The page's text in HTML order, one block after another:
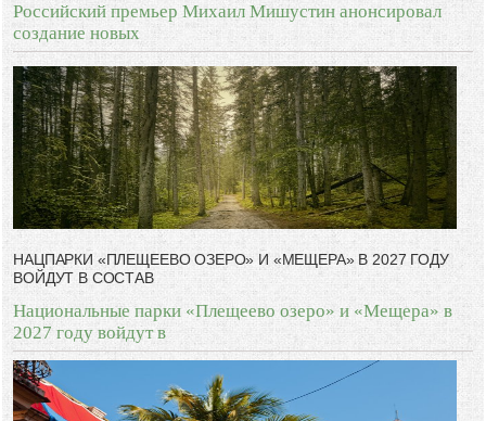
Российский премьер Михаил Мишустин анонсировал
создание новых
НАЦПАРКИ «ПЛЕЩЕЕВО ОЗЕРО» И «МЕЩЕРА» В 2027 ГОДУ
ВОЙДУТ В СОСТАВ
Национальные парки «Плещеево озеро» и «Мещера» в
2027 году войдут в